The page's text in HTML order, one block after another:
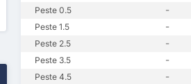
Peste 0.5 -
Peste 1.5 -
Peste 2.5 -
Peste 3.5 -
Peste 4.5 -